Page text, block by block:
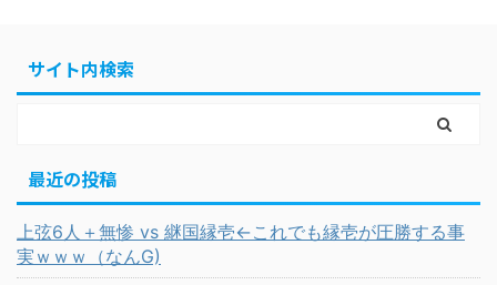
サイト内検索
最近の投稿
上弦6人＋無惨 vs 継国縁壱←これでも縁壱が圧勝する事
実ｗｗｗ（なんG)